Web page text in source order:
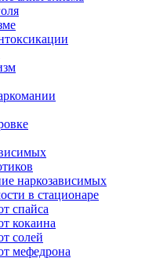
наркозависимых
в стационаре
спайса
кокаина
солей
мефедрона